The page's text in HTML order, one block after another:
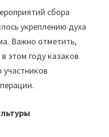
сбора
укреплению духа
Важно отметить,
этом году казаков
участников